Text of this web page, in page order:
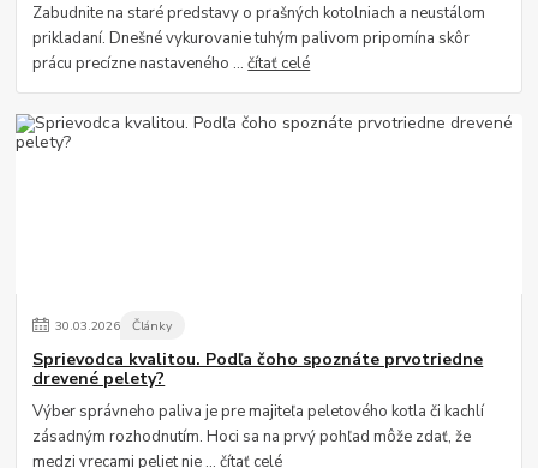
Zabudnite na staré predstavy o prašných kotolniach a neustálom
prikladaní. Dnešné vykurovanie tuhým palivom pripomína skôr
prácu precízne nastaveného ...čítať celé
30.03.2026 Články
Sprievodca kvalitou. Podľa čoho spoznáte prvotriedne
drevené pelety?
Výber správneho paliva je pre majiteľa peletového kotla či kachlí
zásadným rozhodnutím. Hoci sa na prvý pohľad môže zdať, že
medzi vrecami peliet nie ...čítať celé